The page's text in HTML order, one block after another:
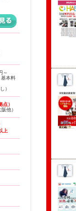
～
本料
）
）
他）
上